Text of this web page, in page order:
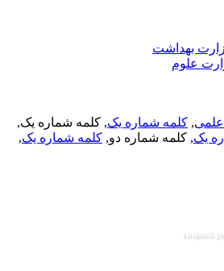
بهداشت
علوم
, کلمه شماره یک, کلمه شماره یک,
یک, کلمه شماره دو,کلمه شماره یک,